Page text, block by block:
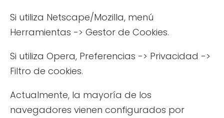
Si utiliza Netscape/Mozilla, menú
Herramientas -> Gestor de Cookies.
Si utiliza Opera, Preferencias -> Privacidad ->
Filtro de cookies.
Actualmente, la mayoría de los
navegadores vienen configurados por